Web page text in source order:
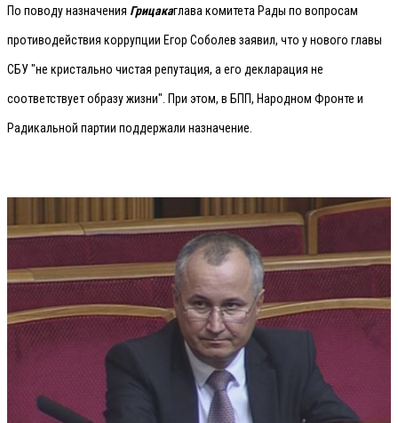
По поводу назначения Грицакаглава комитета Рады по вопросам
противодействия коррупции Егор Соболев заявил, что у нового главы
СБУ "не кристально чистая репутация, а его декларация не
соответствует образу жизни". При этом, в БПП, Народном Фронте и
Радикальной партии поддержали назначение.